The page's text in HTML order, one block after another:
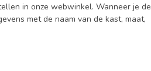
in onze webwinkel. Wanneer je de
met de naam van de kast, maat,